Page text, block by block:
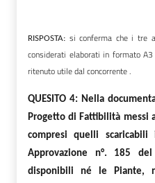
RISPOSTA: si conferma che i tre
considerati elaborati in formato
ritenuto utile dal concorrente .
QUESITO 4: Nella
Progetto di Fattibilità messi
compresi quelli
Approvazione n°. 185
disponibili né le Piante,